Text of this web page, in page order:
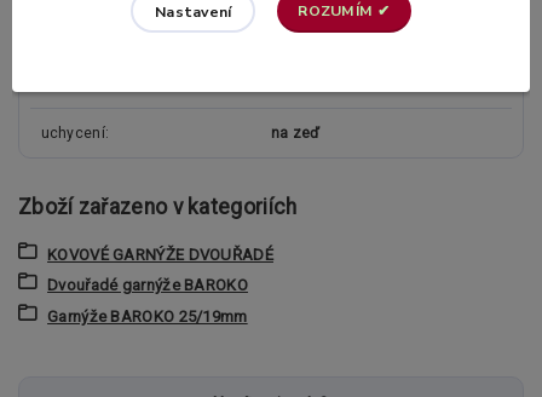
materiál garnýže mosaz
uchycení na zeď
Zboží zařazeno v kategoriích
KOVOVÉ GARNÝŽE DVOUŘADÉ
Dvouřadé garnýže BAROKO
Garnýže BAROKO 25/19mm
Nastavení ROZUMÍM ✔